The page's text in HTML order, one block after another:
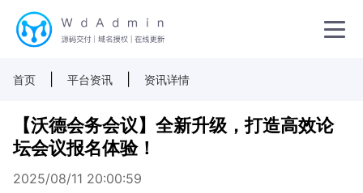
首页 平台资讯 资讯详情
【沃德会务会议】全新升级，打造高效论
坛会议报名体验！
2025/08/11 20:00:59